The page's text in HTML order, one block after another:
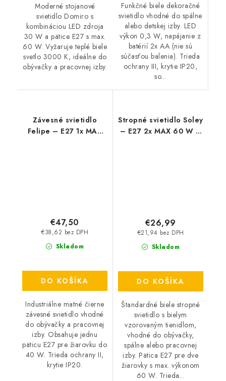
Moderné stojanové
svietidlo Domiro s
kombináciou LED zdroja
30 W a pätice E27 s max.
60 W. Vyžaruje teplé biele
svetlo 3000 K, ideálne do
obývačky a pracovnej izby.
Funkčné biele dekoračné
svietidlo vhodné do spálne
alebo detskej izby. LED
výkon 0,3 W, napájanie z
batérií 2x AA (nie sú
súčasťou balenia). Trieda
ochrany III, krytie IP20,
so...
Závesné svietidlo
Felipe – E27 1x MAX
Skladom
€38,62 bez DPH
€47,50
DO KOŠÍKA
Industriálne matné čierne
závesné svietidlo vhodné
do obývačky a pracovnej
izby. Obsahuje jednu
päticu E27 pre žiarovku do
40 W. Trieda ochrany II,
krytie IP20.
Stropné svietidlo Soley
– E27 2x MAX 60 W –
Skladom
€21,94 bez DPH
€26,99
DO KOŠÍKA
Štandardné biele stropné
svietidlo s bielym
vzorovaným tienidlom,
vhodné do obývačky,
spálne alebo pracovnej
izby. Pätica E27 pre dve
žiarovky s max. výkonom
60 W. Trieda...